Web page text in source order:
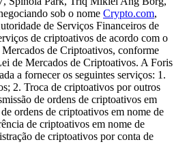
sob o nome Crypto.com,
de Serviços Financeiros de
de criptoativos de acordo com o
de Criptoativos, conforme
de Mercados de Criptoativos. A Foris
a fornecer os seguintes serviços: 1.
2. Troca de criptoativos por outros
de ordens de criptoativos em
ordens de criptoativos em nome de
de criptoativos em nome de
de criptoativos por conta de